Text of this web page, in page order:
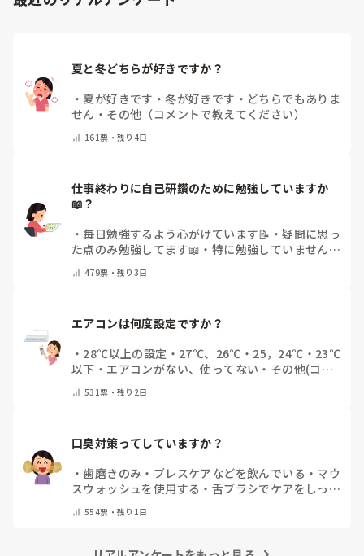
夏と冬どちらが好きですか？
・ 夏が好きです ・冬が好きです ・ どちらでもありま
せん ・ その他（コメントで教えてください）
161票・残り4日
仕事終わりに自己研鑽のために勉強していますか
📖？
・ 毎日勉強するよう心がけています📝 ・疑問に思っ
た点のみ勉強してます📖 ・ 特に勉強していません・
479票・残り3日
エアコンは何度設定ですか？
・ 28℃以上の設定 ・ 27℃、26℃ ・ 25，24℃ ・ 23℃
以下 ・ エアコンがない、使ってない ・ その他(コメ
531票・残り2日
口臭対策ってしていますか？
・歯磨きのみ ・ ブレスケアなどを飲んでいる ・ マウ
スウォッシュを使用する ・ 舌ブラシでケアをしっか
いない・その他（コメントで教えてください）
554票・残り1日